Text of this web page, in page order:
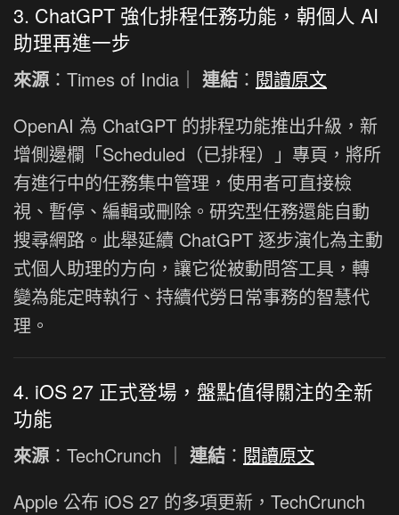
3. ChatGPT 強化排程任務功能，朝個人 AI
助理再進一步
來源 ：Times of India｜ 連結 ： 閱讀原文
OpenAI 為 ChatGPT 的排程功能推出升級，新
增側邊欄「Scheduled（已排程）」專頁，將所
有進行中的任務集中管理，使用者可直接檢
視、暫停、編輯或刪除。研究型任務還能自動
搜尋網路。此舉延續 ChatGPT 逐步演化為主動
式個人助理的方向，讓它從被動問答工具，轉
變為能定時執行、持續代勞日常事務的智慧代
理。
4. iOS 27 正式登場，盤點值得關注的全新
功能
來源 ：TechCrunch ｜ 連結 ： 閱讀原文
Apple 公布 iOS 27 的多項更新，TechCrunch